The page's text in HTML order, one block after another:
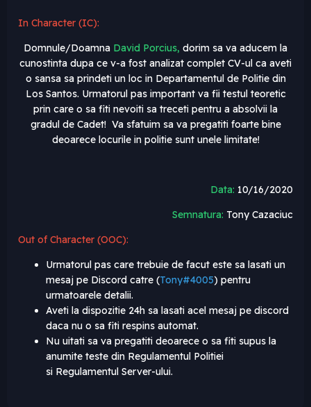
In Character (IC):
Domnule/Doamna David Porcius, dorim sa va aducem la
cunostinta dupa ce v-a fost analizat complet CV-ul ca aveti
o sansa sa prindeti un loc in Departamentul de Politie din
Los Santos. Urmatorul pas important va fii testul teoretic
prin care o sa fiti nevoiti sa treceti pentru a absolvii la
gradul de Cadet! Va sfatuim sa va pregatiti foarte bine
deoarece locurile in politie sunt unele limitate!
Data: 10/16/2020
Semnatura: Tony Cazaciuc
Out of Character (OOC):
Urmatorul pas care trebuie de facut este sa lasati un
mesaj pe Discord catre (Tony#4005) pentru
urmatoarele detalii.
Aveti la dispozitie 24h sa lasati acel mesaj pe discord
daca nu o sa fiti respins automat.
Nu uitati sa va pregatiti deoarece o sa fiti supus la
anumite teste din Regulamentul Politiei
si Regulamentul Server-ului.